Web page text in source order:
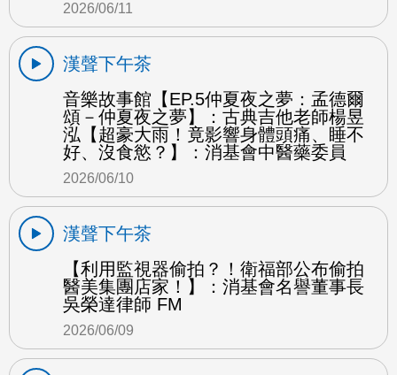
2026/06/11
漢聲下午茶
音樂故事館【EP.5仲夏夜之夢：孟德爾
頌－仲夏夜之夢】：古典吉他老師楊昱
泓【超豪大雨！竟影響身體頭痛、睡不
好、沒食慾？】：消基會中醫藥委員
2026/06/10
漢聲下午茶
【利用監視器偷拍？！衛福部公布偷拍
醫美集團店家！】：消基會名譽董事長
吳榮達律師 FM
2026/06/09